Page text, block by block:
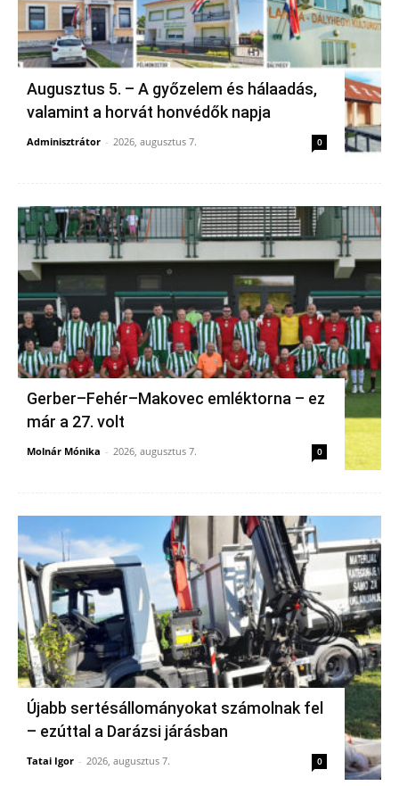
Augusztus 5. – A győzelem és hálaadás,
valamint a horvát honvédők napja
Adminisztrátor - 2026, augusztus 7. 0
Gerber–Fehér–Makovec emléktorna – ez
már a 27. volt
Molnár Mónika - 2026, augusztus 7. 0
Újabb sertésállományokat számolnak fel
– ezúttal a Darázsi járásban
Tatai Igor - 2026, augusztus 7. 0